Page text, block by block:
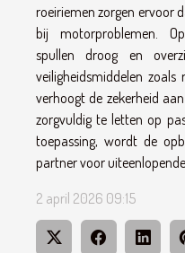
roeiriemen zorgen ervoor
bij motorproblemen.
spullen droog en
veiligheidsmiddelen zoals
verhoogt de zekerheid
zorgvuldig te letten op
toepassing, wordt de
partner voor
2 april 2026 09:15